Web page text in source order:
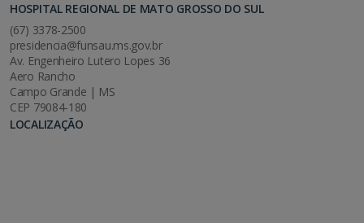
HOSPITAL REGIONAL DE MATO GROSSO DO SUL
(67) 3378-2500
presidencia@funsau.ms.gov.br
Av. Engenheiro Lutero Lopes 36
Aero Rancho
Campo Grande | MS
CEP 79084-180
LOCALIZAÇÃO